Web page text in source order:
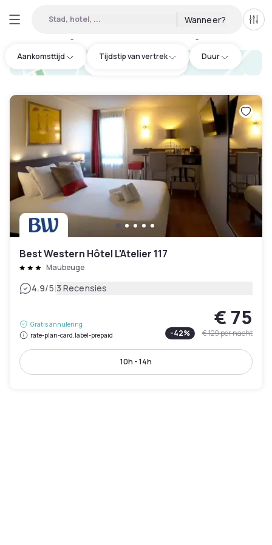
Stad, hotel, ... Wanneer?
Aankomsttijd Tijdstip van vertrek Duur
hotel.cta.view_map
Best Western Hôtel L'Atelier 117
Maubeuge
4.9/5|3 Recensies
Gratis annulering
rate-plan-card.label-prepaid
€ 75
-42% € 129per nacht
10h - 14h